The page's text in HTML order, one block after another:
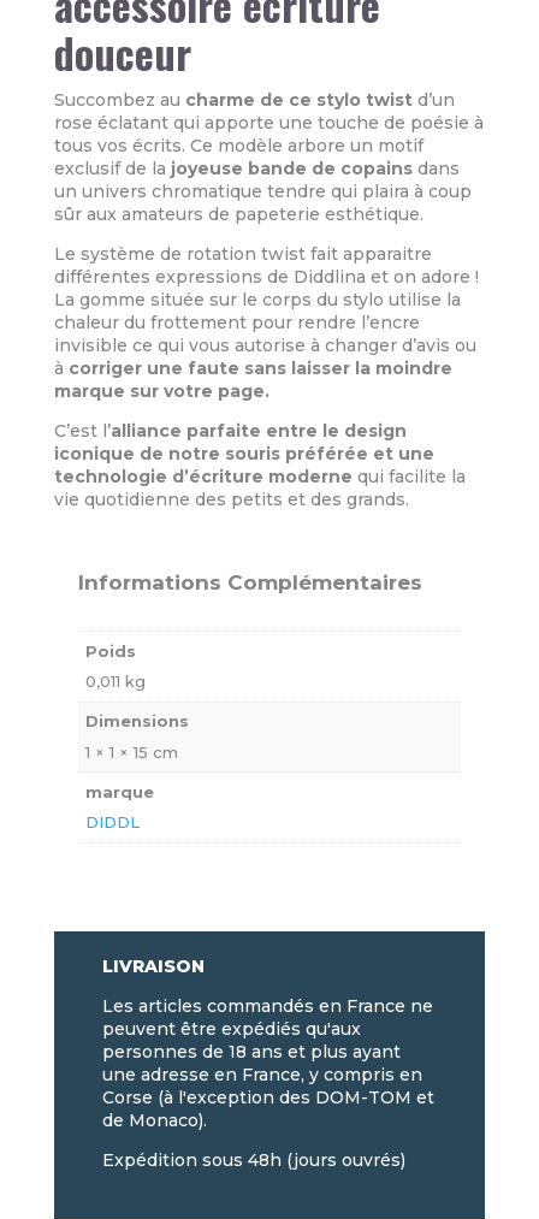
douceur
Succombez au charme de ce stylo twistd’un
rose éclatant qui apporte une touche de poésie à
tous vos écrits. Ce modèle arbore un motif
exclusif de la joyeuse bande de copainsdans
un univers chromatique tendre qui plaira à coup
sûr aux amateurs de papeterie esthétique.
Le système de rotation twist fait apparaitre
différentes expressions de Diddlina et on adore !
La gomme située sur le corps du stylo utilise la
chaleur du frottement pour rendre l’encre
invisible ce qui vous autorise à changer d’avis ou
à corriger une faute sans laisser la moindre
marque sur votre page.
C’est l’alliance parfaite entre le design
iconique de notre souris préférée et une
technologie d’écriture moderne qui facilite la
vie quotidienne des petits et des grands.
Informations Complémentaires
Poids
0,011 kg
Dimensions
1 × 1 × 15 cm
marque
DIDDL
LIVRAISON
Les articles commandés en France ne
peuvent être expédiés qu'aux
personnes de 18 ans et plus ayant
une adresse en France, y compris en
Corse (à l'exception des DOM-TOM et
de Monaco).
Expédition sous 48h (jours ouvrés)